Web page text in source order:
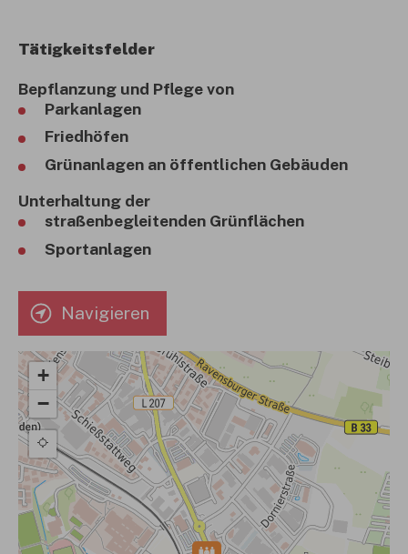
Tätigkeitsfelder
Bepflanzung und Pflege von
Parkanlagen
Friedhöfen
Grünanlagen an öffentlichen Gebäuden
Unterhaltung der
straßenbegleitenden Grünflächen
Sportanlagen
Navigieren